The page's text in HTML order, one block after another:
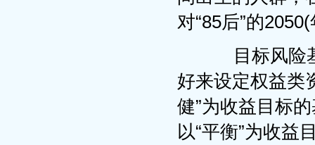
对“85后”的
目标风险基
好来设定权益类
健”为收益目标
以“平衡”为收益